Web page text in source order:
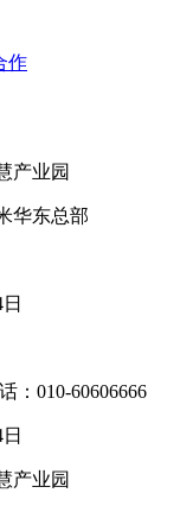
作
产业园
华东总部
：010-60606666
产业园